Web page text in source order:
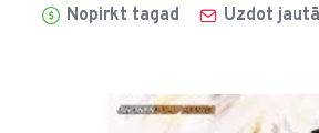
Nopirkt tagad Uzdot